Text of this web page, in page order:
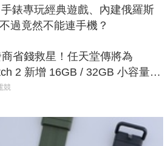
錶專玩經典遊戲、內建俄羅斯
過竟然不能連手機？
商省錢救星！任天堂傳將為
2 新增 16GB / 32GB 小容量遊
選擇
競